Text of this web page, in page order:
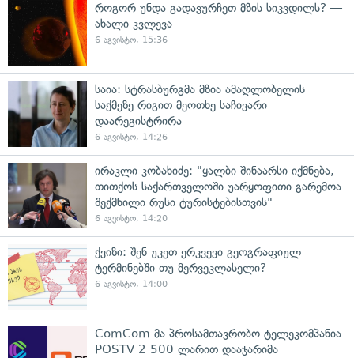
როგორ უნდა გადავურჩეთ მზის სიკვდილს? —
ახალი კვლევა
6 აგვისტო, 15:36
საია: სტრასბურგმა მზია ამაღლობელის
საქმეზე რიგით მეოთხე საჩივარი
დაარეგისტრირა
6 აგვისტო, 14:26
ირაკლი კობახიძე: "ყალბი შინაარსი იქმნება,
თითქოს საქართველოში უარყოფითი გარემოა
შექმნილი რუსი ტურისტებისთვის"
6 აგვისტო, 14:20
ქვიზი: შენ უკეთ ერკვევი გეოგრაფიულ
ტერმინებში თუ მერვეკლასელი?
6 აგვისტო, 14:00
ComCom-მა პროსამთავრობო ტელეკომპანია
POSTV 2 500 ლარით დააჯარიმა